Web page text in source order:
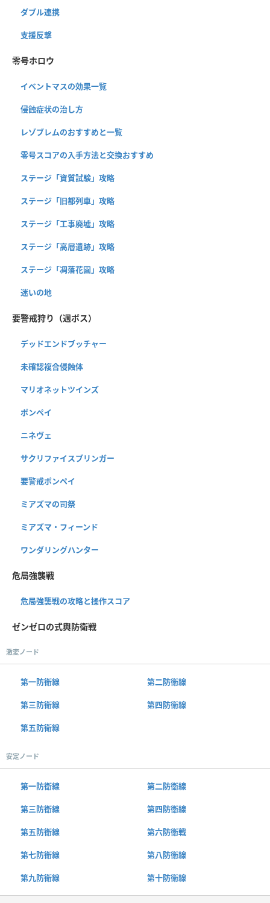
ダブル連携
支援反撃
零号ホロウ
イベントマスの効果一覧
侵蝕症状の治し方
レゾブレムのおすすめと一覧
零号スコアの入手方法と交換おすすめ
ステージ「資質試験」攻略
ステージ「旧都列車」攻略
ステージ「工事廃墟」攻略
ステージ「高層遺跡」攻略
ステージ「凋落花園」攻略
迷いの地
要警戒狩り（週ボス）
デッドエンドブッチャー
未確認複合侵蝕体
マリオネットツインズ
ポンペイ
ニネヴェ
サクリファイスブリンガー
要警戒ポンペイ
ミアズマの司祭
ミアズマ・フィーンド
ワンダリングハンター
危局強襲戦
危局強襲戦の攻略と操作スコア
ゼンゼロの式輿防衛戦
激変ノード
第一防衛線 第二防衛線
第三防衛線 第四防衛線
第五防衛線
安定ノード
第一防衛線 第二防衛線
第三防衛線 第四防衛線
第五防衛線 第六防衛戦
第七防衛線 第八防衛線
第九防衛線 第十防衛線